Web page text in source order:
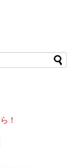
！